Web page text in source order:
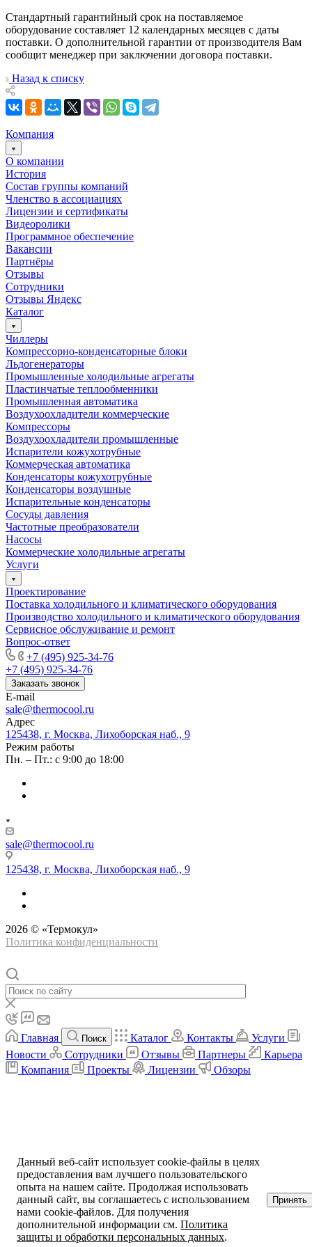
Стандартный гарантийный срок на поставляемое
оборудование составляет 12 календарных месяцев с даты
поставки. О дополнительной гарантии от производителя Вам
сообщит менеджер при заключении договора поставки.
Назад к списку
Компания
О компании
История
Состав группы компаний
Членство в ассоциациях
Лицензии и сертификаты
Видеоролики
Программное обеспечение
Вакансии
Партнёры
Отзывы
Сотрудники
Отзывы Яндекс
Каталог
Чиллеры
Компрессорно-конденсаторные блоки
Льдогенераторы
Промышленные холодильные агрегаты
Пластинчатые теплообменники
Промышленная автоматика
Воздухоохладители коммерческие
Компрессоры
Воздухоохладители промышленные
Испарители кожухотрубные
Коммерческая автоматика
Конденсаторы кожухотрубные
Конденсаторы воздушные
Испарительные конденсаторы
Сосуды давления
Частотные преобразователи
Насосы
Коммерческие холодильные агрегаты
Услуги
Проектирование
Поставка холодильного и климатического оборудования
Производство холодильного и климатического оборудования
Сервисное обслуживание и ремонт
Вопрос-ответ
+7 (495) 925-34-76
+7 (495) 925-34-76
Заказать звонок
E-mail
sale@thermocool.ru
Адрес
125438, г. Москва, Лихоборская наб., 9
Режим работы
Пн. – Пт.: с 9:00 до 18:00
sale@thermocool.ru
125438, г. Москва, Лихоборская наб., 9
2026 © «Термокул»
Политика конфиденциальности
Главная Поиск Каталог Контакты
Услуги
Новости
Сотрудники Отзывы Партнеры
Карьера
Компания
Проекты Лицензии Обзоры
Данный веб-сайт использует cookie-файлы в целях
предоставления вам лучшего пользовательского
опыта на нашем сайте. Продолжая использовать
данный сайт, вы соглашаетесь с использованием
нами cookie-файлов. Для получения
дополнительной информации см.Политика
защиты и обработки персональных данных.
Принять